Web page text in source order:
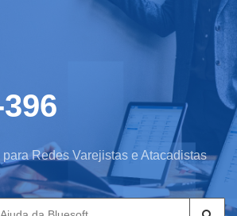
Redes Varejistas e Atacadistas